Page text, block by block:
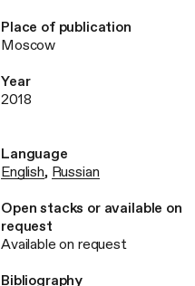
Place of publication
Moscow
Year
2018
Language
English, Russian
Open stacks or available on
request
Available on request
Bibliography